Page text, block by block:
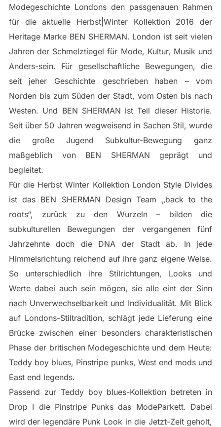
Modegeschichte Londons den passgenauen Rahmen
für die aktuelle Herbst|Winter Kollektion 2016 der
Heritage Marke BEN SHERMAN. London ist seit vielen
Jahren der Schmelztiegel für Mode, Kultur, Musik und
Anders-sein. Für gesellschaftliche Bewegungen, die
seit jeher Geschichte geschrieben haben – vom
Norden bis zum Süden der Stadt, vom Osten bis nach
Westen. Und BEN SHERMAN ist Teil dieser Historie.
Seit über 50 Jahren wegweisend in Sachen Stil, wurde
die große Jugend Subkultur-Bewegung ganz
maßgeblich von BEN SHERMAN geprägt und
begleitet.
Für die Herbst Winter Kollektion London Style Divides
ist das BEN SHERMAN Design Team „back to the
roots“, zurück zu den Wurzeln – bilden die
subkulturellen Bewegungen der vergangenen fünf
Jahrzehnte doch die DNA der Stadt ab. In jede
Himmelsrichtung reichend auf ihre ganz eigene Weise.
So unterschiedlich ihre Stilrichtungen, Looks und
Werte dabei auch sein mögen, sie alle eint der Sinn
nach Unverwechselbarkeit und Individualität. Mit Blick
auf Londons-Stiltradition, schlägt jede Lieferung eine
Brücke zwischen einer besonders charakteristischen
Phase der britischen Modegeschichte und dem Heute:
Teddy boy blues, Pinstripe punks, West end mods und
East end legends.
Passend zur Teddy boy blues-Kollektion betreten in
Drop I die Pinstripe Punks das ModeParkett. Dabei
wird der legendäre Punk Look in die Jetzt-Zeit geholt,